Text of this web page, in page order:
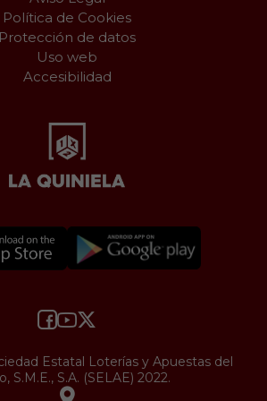
Política de Cookies
Protección de datos
Uso web
Accesibilidad
Estatal Loterías y Apuestas del
S.M.E., S.A. (SELAE) 2022.